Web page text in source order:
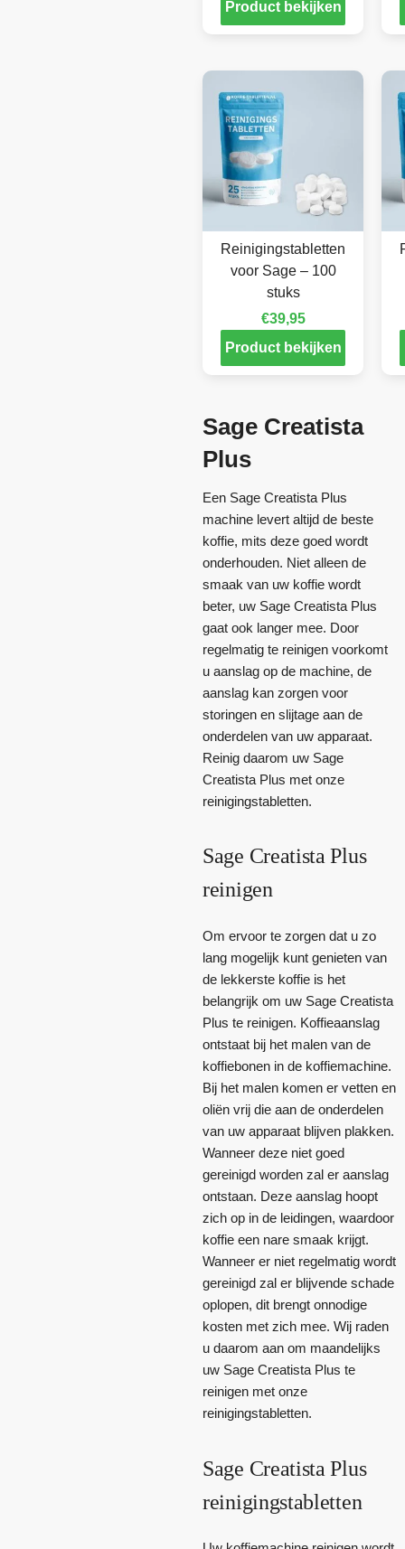
Product bekijken
Reinigingstabletten
voor Sage – 100
stuks
€39,95
Product bekijken
Sage Creatista
Plus
Een Sage Creatista Plus
machine levert altijd de beste
koffie, mits deze goed wordt
onderhouden. Niet alleen de
smaak van uw koffie wordt
beter, uw Sage Creatista Plus
gaat ook langer mee. Door
regelmatig te reinigen voorkomt
u aanslag op de machine, de
aanslag kan zorgen voor
storingen en slijtage aan de
onderdelen van uw apparaat.
Reinig daarom uw Sage
Creatista Plus met onze
reinigingstabletten.
Sage Creatista Plus
reinigen
Om ervoor te zorgen dat u zo
lang mogelijk kunt genieten van
de lekkerste koffie is het
belangrijk om uw Sage Creatista
Plus te reinigen. Koffieaanslag
ontstaat bij het malen van de
koffiebonen in de koffiemachine.
Bij het malen komen er vetten en
oliën vrij die aan de onderdelen
van uw apparaat blijven plakken.
Wanneer deze niet goed
gereinigd worden zal er aanslag
ontstaan. Deze aanslag hoopt
zich op in de leidingen, waardoor
koffie een nare smaak krijgt.
Wanneer er niet regelmatig wordt
gereinigd zal er blijvende schade
oplopen, dit brengt onnodige
kosten met zich mee. Wij raden
u daarom aan om maandelijks
uw Sage Creatista Plus te
reinigen met onze
reinigingstabletten.
Sage Creatista Plus
reinigingstabletten